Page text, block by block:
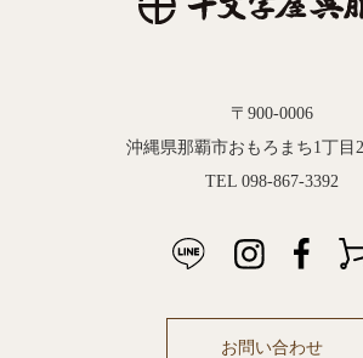
〒900-0006
沖縄県那覇市おもろまち1丁目
TEL 098-867-3392
お問い合わせ